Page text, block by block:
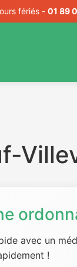
fériés - 01 89
avec un
!